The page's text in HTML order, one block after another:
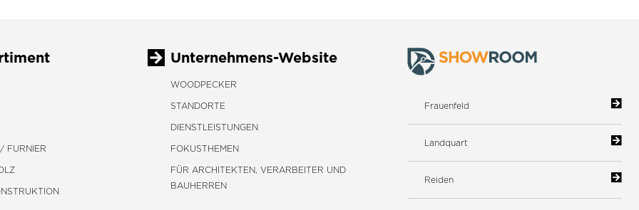
FURNIER
Unternehmens-Website
WOODPECKER
STANDORTE
DIENSTLEISTUNGEN
FOKUSTHEMEN
FÜR ARCHITEKTEN, VERARBEITER UND
BAUHERREN
Frauenfeld
Landquart
Reiden